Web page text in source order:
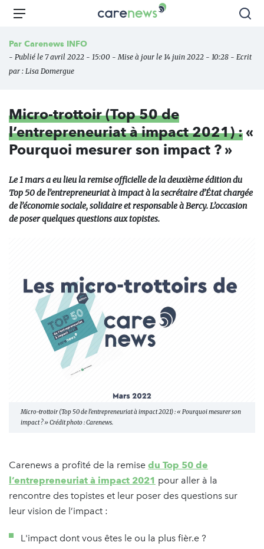
Aller
principal
Carenews,
des
Menu
Par Carenews INFO
- Publié le 7 avril 2022 - 15:00 - Mise à jour le 14 juin 2022 - 10:28 - Ecrit
par : Lisa Domergue
Micro-trottoir (Top 50 de
l’entrepreneuriat à impact 2021) :«
Pourquoi mesurer son impact ? »
Le 1 mars a eu lieu la remise officielle de la deuxième édition du
Top 50 de l’entrepreneuriat à impact à la secrétaire d’État chargée
de l’économie sociale, solidaire et responsable à Bercy. L’occasion
de poser quelques questions aux topistes.
Micro-trottoir (Top 50 de l’entrepreneuriat à impact 2021) : « Pourquoi mesurer son
impact ? » Crédit photo : Carenews.
Carenews a profité de la remise du Top 50 de
l’entrepreneuriat à impact 2021 pour aller à la
rencontre des topistes et leur poser des questions sur
leur vision de l’impact :
L'impact dont vous êtes le ou la plus fièr.e ?